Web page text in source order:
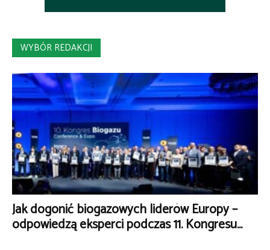
WYBÓR REDAKCJI
Jak dogonić biogazowych liderów Europy –
odpowiedzą eksperci podczas 11. Kongresu...